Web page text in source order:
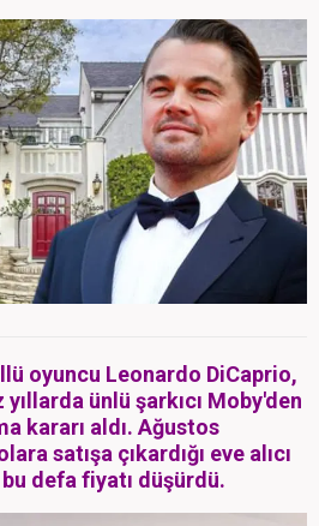
oyuncu Leonardo DiCaprio,
ünlü şarkıcı Moby'den
kararı aldı. Ağustos
satışa çıkardığı eve alıcı
defa fiyatı düşürdü.